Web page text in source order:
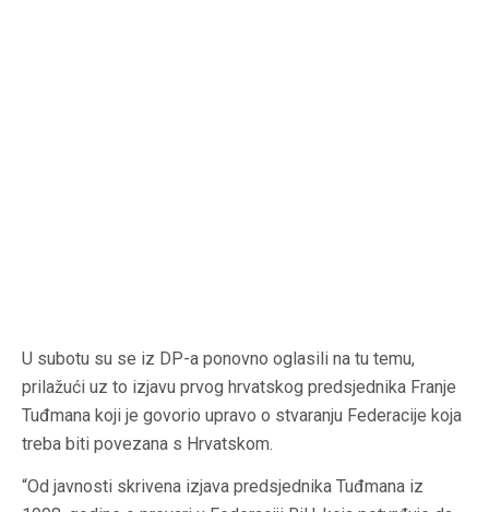
U subotu su se iz DP-a ponovno oglasili na tu temu,
prilažući uz to izjavu prvog hrvatskog predsjednika Franje
Tuđmana koji je govorio upravo o stvaranju Federacije koja
treba biti povezana s Hrvatskom.
“Od javnosti skrivena izjava predsjednika Tuđmana iz